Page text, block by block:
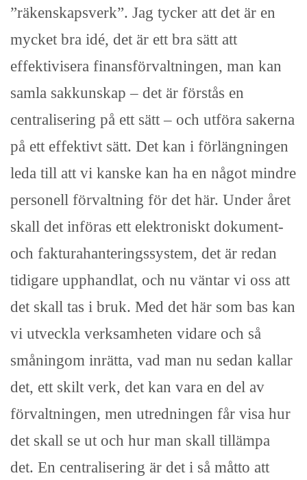
”räkenskapsverk”. Jag tycker att det är en
mycket bra idé, det är ett bra sätt att
effektivisera finansförvaltningen, man kan
samla sakkunskap – det är förstås en
centralisering på ett sätt – och utföra sakerna
på ett effektivt sätt. Det kan i förlängningen
leda till att vi kanske kan ha en något mindre
personell förvaltning för det här. Under året
skall det införas ett elektroniskt dokument-
och fakturahanteringssystem, det är redan
tidigare upphandlat, och nu väntar vi oss att
det skall tas i bruk. Med det här som bas kan
vi utveckla verksamheten vidare och så
småningom inrätta, vad man nu sedan kallar
det, ett skilt verk, det kan vara en del av
förvaltningen, men utredningen får visa hur
det skall se ut och hur man skall tillämpa
det. En centralisering är det i så måtto att